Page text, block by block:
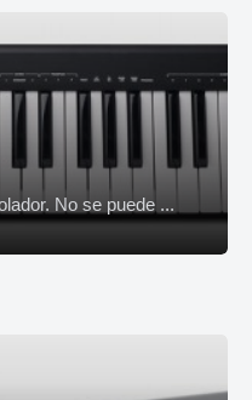
No se puede ...